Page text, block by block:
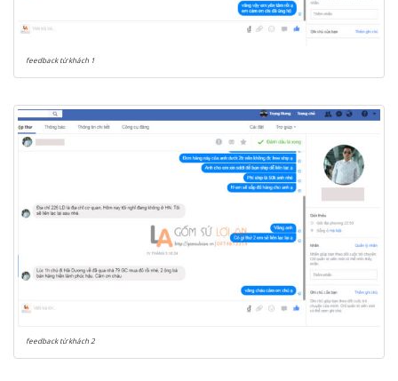
feedback từ khách 1
feedback từ khách 2